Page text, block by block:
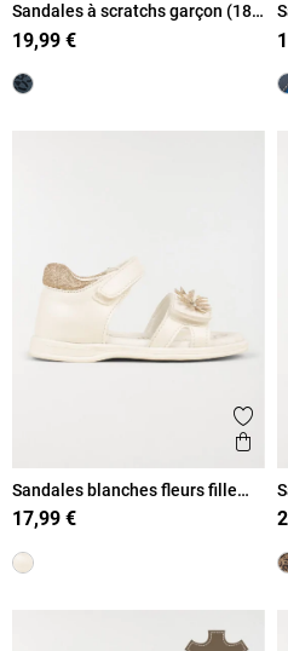
Sandales à scratchs garçon (18-
23)
19,99 €
Sandales blanches fleurs fille
(16-23)
17,99 €